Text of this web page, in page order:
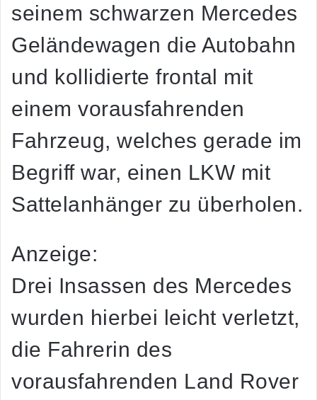
seinem schwarzen Mercedes
Geländewagen die Autobahn
und kollidierte frontal mit
einem vorausfahrenden
Fahrzeug, welches gerade im
Begriff war, einen LKW mit
Sattelanhänger zu überholen.
Anzeige:
Drei Insassen des Mercedes
wurden hierbei leicht verletzt,
die Fahrerin des
vorausfahrenden Land Rover